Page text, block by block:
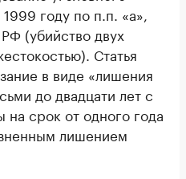
году по п.п. «а»,
(убийство двух
Статья
в виде «лишения
до двадцати лет с
срок от одного года
лишением